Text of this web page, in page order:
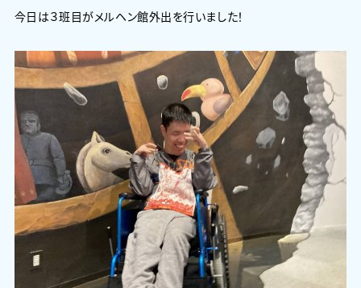
今日は３班目がメルヘン館外出を行いました！